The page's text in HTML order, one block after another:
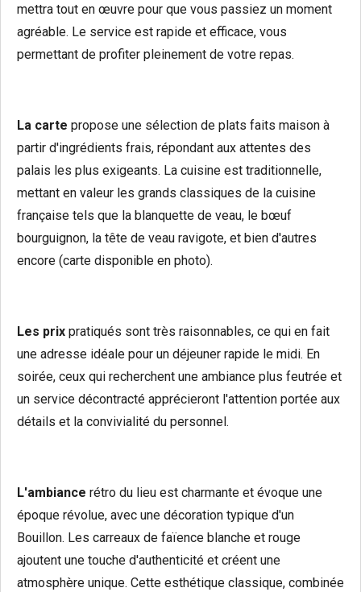
mettra tout en œuvre pour que vous passiez un moment
agréable. Le service est rapide et efficace, vous
permettant de profiter pleinement de votre repas.
La carte propose une sélection de plats faits maison à
partir d'ingrédients frais, répondant aux attentes des
palais les plus exigeants. La cuisine est traditionnelle,
mettant en valeur les grands classiques de la cuisine
française tels que la blanquette de veau, le bœuf
bourguignon, la tête de veau ravigote, et bien d'autres
encore (carte disponible en photo).
Les prix pratiqués sont très raisonnables, ce qui en fait
une adresse idéale pour un déjeuner rapide le midi. En
soirée, ceux qui recherchent une ambiance plus feutrée et
un service décontracté apprécieront l'attention portée aux
détails et la convivialité du personnel.
L'ambiance rétro du lieu est charmante et évoque une
époque révolue, avec une décoration typique d'un
Bouillon. Les carreaux de faïence blanche et rouge
ajoutent une touche d'authenticité et créent une
atmosphère unique. Cette esthétique classique, combinée